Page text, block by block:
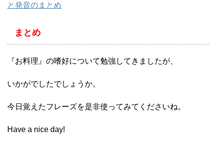
と発音のまとめ
まとめ
『お料理』の嗜好について勉強してきましたが、
いかがでしたでしょうか。
今日覚えたフレーズを是非使ってみてくださいね。
Have a nice day!